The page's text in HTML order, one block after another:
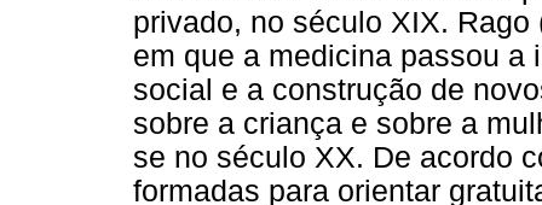
privado, no século XIX.
em que a medicina passou a
social e a construção de
sobre a criança e sobre a
se no século XX. De acordo
formadas para orientar